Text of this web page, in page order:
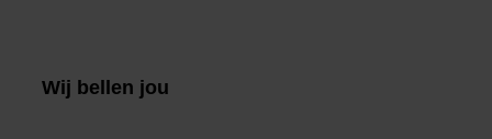
Wij bellen jou